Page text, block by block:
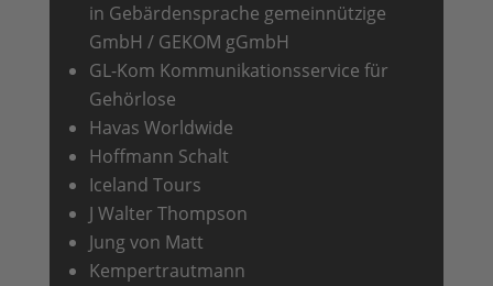
in Gebärdensprache gemeinnützige
GmbH / GEKOM gGmbH
GL-Kom Kommunikationsservice für
Gehörlose
Havas Worldwide
Hoffmann Schalt
Iceland Tours
J Walter Thompson
Jung von Matt
Kempertrautmann